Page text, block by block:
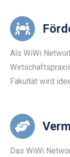
Als WiWi
Fakultät wird
Das WiWi